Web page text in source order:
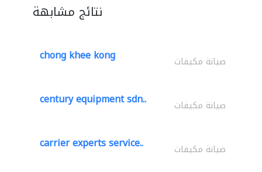
نتائج مشابهة
chong khee kong صيانة مكيفات
century equipment sdn.. صيانة مكيفات
carrier experts service.. صيانة مكيفات